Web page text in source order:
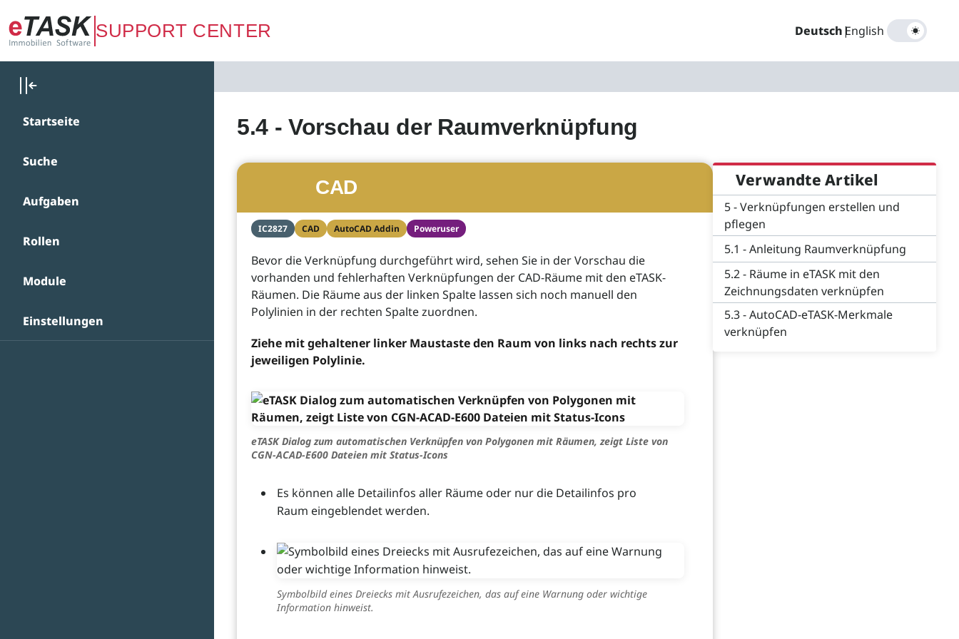
Zum Hauptinhalt springen
SUPPORT CENTER Deutsch|
English
Startseite
Suche
Aufgaben
Rollen
Module
Einstellungen
5.4 - Vorschau der Raumverknüpfung
CAD
IC2827 CAD AutoCAD Addin Poweruser
Bevor die Verknüpfung durchgeführt wird, sehen Sie in der Vorschau die
vorhanden und fehlerhaften Verknüpfungen der CAD-Räume mit den eTASK-
Räumen. Die Räume aus der linken Spalte lassen sich noch manuell den
Polylinien in der rechten Spalte zuordnen.
Ziehe mit gehaltener linker Maustaste den Raum von links nach rechts zur
jeweiligen Polylinie.
eTASK Dialog zum automatischen Verknüpfen von Polygonen mit Räumen, zeigt Liste von
CGN-ACAD-E600 Dateien mit Status-Icons
Es können alle Detailinfos aller Räume oder nur die Detailinfos pro
Raum eingeblendet werden.
Symbolbild eines Dreiecks mit Ausrufezeichen, das auf eine Warnung oder wichtige
Information hinweist.
Verwandte Artikel
5 - Verknüpfungen erstellen und
pflegen
5.1 - Anleitung Raumverknüpfung
5.2 - Räume in eTASK mit den
Zeichnungsdaten verknüpfen
5.3 - AutoCAD-eTASK-Merkmale
verknüpfen